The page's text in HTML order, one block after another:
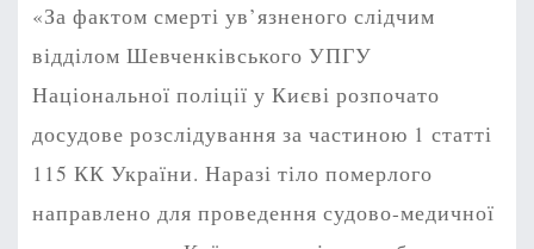
«За фактом смерті ув’язненого слідчим
відділом Шевченківського УПГУ
Національної поліції у Києві розпочато
досудове розслідування за частиною 1 статті
115 КК України. Наразі тіло померлого
направлено для проведення судово-медичної